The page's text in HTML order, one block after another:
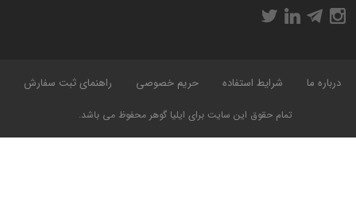
تمام حقوق این سایت برای ایلیا گوهر محفوظ می باشد.
درباره ما شرایط استفاده حریم خصوصی راهنمای ثبت سفارش